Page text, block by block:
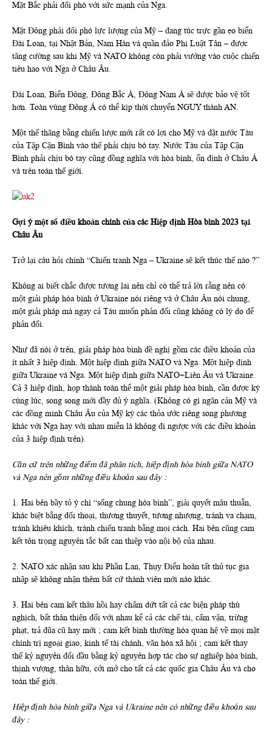
Mặt Bắc phải đối phó với sức mạnh của Nga.
Mặt Đông phải đối phó lực lượng của Mỹ – đang túc trực gần eo biển
Đài Loan, tại Nhật Bản, Nam Hàn và quần đảo Phi Luật Tân – được
tăng cường sau khi Mỹ và NATO không còn phải vướng vào cuộc chiến
tiêu hao với Nga ở Châu Âu.
Đài Loan, Biển Đông, Đông Bắc Á, Đông Nam Á sẽ được bảo vệ tốt
hơn. Toàn vùng Đông Á có thể kịp thời chuyển NGUY thành AN.
Một thế thăng bằng chiến lược mới rất có lợi cho Mỹ và đặt nước Tàu
của Tập Cận Bình vào thế phải chịu bó tay. Nước Tàu của Tập Cận
Bình phải chịu bó tay cũng đồng nghĩa với hòa bình, ổn định ở Châu Á
và trên toàn thế giới.
Gợi ý một số điều khoản chính của các Hiệp định Hòa bình 2023 tại
Châu Âu
Trở lại câu hỏi chính “Chiến tranh Nga – Ukraine sẽ kết thúc thế nào ?”
Không ai biết chắc được tương lai nên chỉ có thể trả lời rằng nên có
một giải pháp hòa bình ở Ukraine nói riêng và ở Châu Âu nói chung,
một giải pháp mà ngay cả Tàu muốn phản đối cũng không có lý do để
phản đối.
Như đã nói ở trên, giải pháp hòa bình đề nghị gồm các điều khoản của
ít nhất 3 hiệp định. Một hiệp định giữa NATO và Nga. Một hiệp định
giữa Ukraine và Nga. Một hiệp định giữa NATO+Liên Âu và Ukraine.
Cả 3 hiệp định, họp thành toàn thể một giải pháp hòa bình, cần được ký
cùng lúc, song song mới đầy đủ ý nghĩa. (Không có gì ngăn cản Mỹ và
các đồng minh Châu Âu của Mỹ ký các thỏa ước riêng song phương
khác với Nga hay với nhau miễn là không đi ngược với các điều khoản
của 3 hiệp định trên).
Căn cứ trên những điểm đã phân tích, hiệp định hòa bình giữa NATO
và Nga nên gồm những điều khoản sau đây :
1. Hai bên bầy tỏ ý chí “sống chung hòa bình”, giải quyết mâu thuẫn,
khác biệt bằng đối thoại, thương thuyết, tương nhượng, tránh va chạm,
tránh khiêu khích, tránh chiến tranh bằng mọi cách. Hai bên cũng cam
kết tôn trọng nguyên tắc bất can thiệp vào nội bộ của nhau.
2. NATO xác nhận sau khi Phần Lan, Thụy Điển hoàn tất thủ tục gia
nhập sẽ không nhận thêm bất cứ thành viên mới nào khác.
3. Hai bên cam kết thâu hồi hay chấm dứt tất cả các biện pháp thù
nghịch, bất thân thiện đối với nhau kể cả các chế tài, cấm vận, trừng
phạt, trả đũa cũ hay mới ; cam kết bình thường hóa quan hệ về mọi mặt
chính trị ngoại giao, kinh tế tài chánh, văn hóa xã hội ; cam kết thay
thế kỷ nguyên đối đầu bằng kỷ nguyên hợp tác cho sự nghiệp hòa bình,
thịnh vượng, thân hữu, cởi mở cho tất cả các quốc gia Châu Âu và cho
toàn thế giới.
Hiệp định hòa bình giữa Nga và Ukraine nên có những điều khoản sau
đây :